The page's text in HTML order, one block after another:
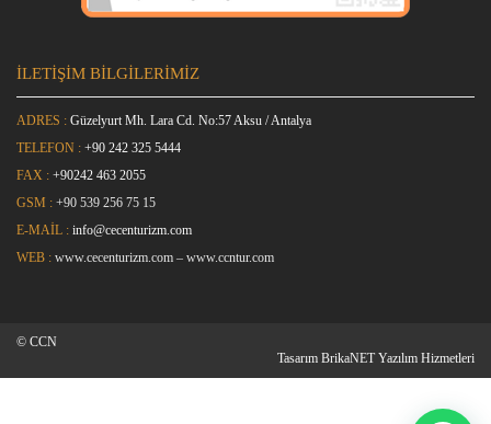
İLETİŞİM BİLGİLERİMİZ
ADRES : Güzelyurt Mh. Lara Cd. No:57 Aksu / Antalya
TELEFON : +90 242 325 5444
FAX : +90242 463 2055
GSM : +90 539 256 75 15
E-MAİL : info@cecenturizm.com
WEB : www.cecenturizm.com – www.ccntur.com
© CCN
Tasarım BrikaNET Yazılım Hizmetleri